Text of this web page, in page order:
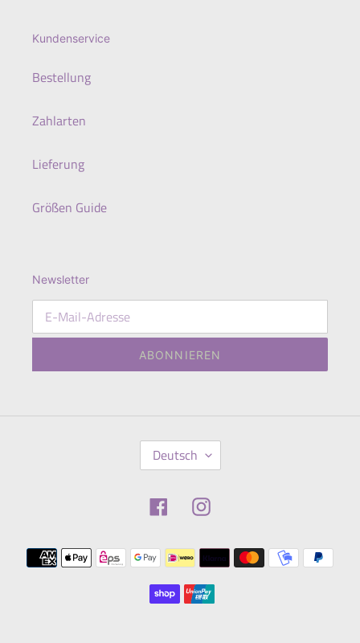
Kundenservice
Bestellung
Zahlarten
Lieferung
Größen Guide
Newsletter
ABONNIEREN
Deutsch
FacebookInstagram
Zahlungsmethoden